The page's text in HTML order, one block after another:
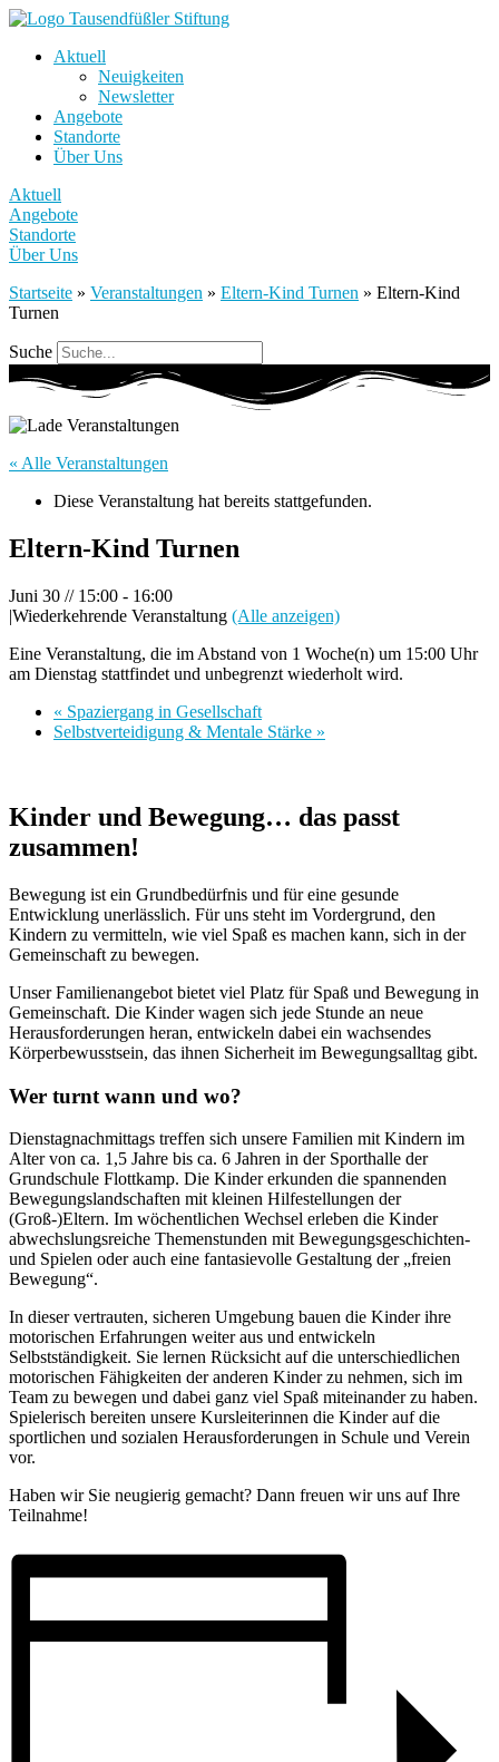
Aktuell
Neuigkeiten
Newsletter
Angebote
Standorte
Über Uns
Aktuell
Angebote
Standorte
Über Uns
Startseite » Veranstaltungen » Eltern-Kind Turnen » Eltern-Kind
Turnen
Suche
« Alle Veranstaltungen
Diese Veranstaltung hat bereits stattgefunden.
Eltern-Kind Turnen
Juni 30 // 15:00 - 16:00
|Wiederkehrende Veranstaltung (Alle anzeigen)
Eine Veranstaltung, die im Abstand von 1 Woche(n) um 15:00 Uhr
am Dienstag stattfindet und unbegrenzt wiederholt wird.
« Spaziergang in Gesellschaft
Selbstverteidigung & Mentale Stärke »
Kinder und Bewegung… das passt
zusammen!
Bewegung ist ein Grundbedürfnis und für eine gesunde
Entwicklung unerlässlich. Für uns steht im Vordergrund, den
Kindern zu vermitteln, wie viel Spaß es machen kann, sich in der
Gemeinschaft zu bewegen.
Unser Familienangebot bietet viel Platz für Spaß und Bewegung in
Gemeinschaft. Die Kinder wagen sich jede Stunde an neue
Herausforderungen heran, entwickeln dabei ein wachsendes
Körperbewusstsein, das ihnen Sicherheit im Bewegungsalltag gibt.
Wer turnt wann und wo?
Dienstagnachmittags treffen sich unsere Familien mit Kindern im
Alter von ca. 1,5 Jahre bis ca. 6 Jahren in der Sporthalle der
Grundschule Flottkamp. Die Kinder erkunden die spannenden
Bewegungslandschaften mit kleinen Hilfestellungen der
(Groß-)Eltern. Im wöchentlichen Wechsel erleben die Kinder
abwechslungsreiche Themenstunden mit Bewegungsgeschichten-
und Spielen oder auch eine fantasievolle Gestaltung der „freien
Bewegung“.
In dieser vertrauten, sicheren Umgebung bauen die Kinder ihre
motorischen Erfahrungen weiter aus und entwickeln
Selbstständigkeit. Sie lernen Rücksicht auf die unterschiedlichen
motorischen Fähigkeiten der anderen Kinder zu nehmen, sich im
Team zu bewegen und dabei ganz viel Spaß miteinander zu haben.
Spielerisch bereiten unsere Kursleiterinnen die Kinder auf die
sportlichen und sozialen Herausforderungen in Schule und Verein
vor.
Haben wir Sie neugierig gemacht? Dann freuen wir uns auf Ihre
Teilnahme!